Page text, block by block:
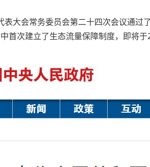
大会常务委员会第二十四次会议通过了
首次建立了生态流量保障制度，即将于